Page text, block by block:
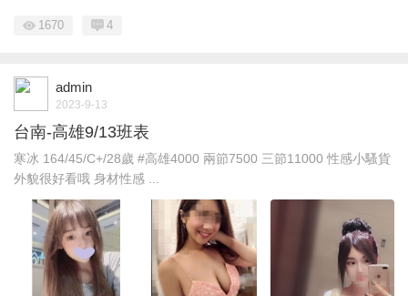
1670 4
admin
2023-9-13
台南-高雄9/13班表
寒冰 164/45/C+/28歲 #高雄4000 兩節7500 三節11000 性感小騷貨
外貌很好看哦 身材性感 ...